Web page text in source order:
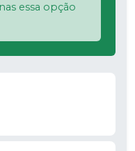
essa opção